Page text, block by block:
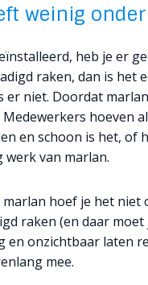
weinig
heb je er
raken, dan is het
er niet. Doordat
hoeven
en schoon is het, of
werk van marlan.
hoef je het niet
raken (en daar
en onzichtbaar laten
mee.